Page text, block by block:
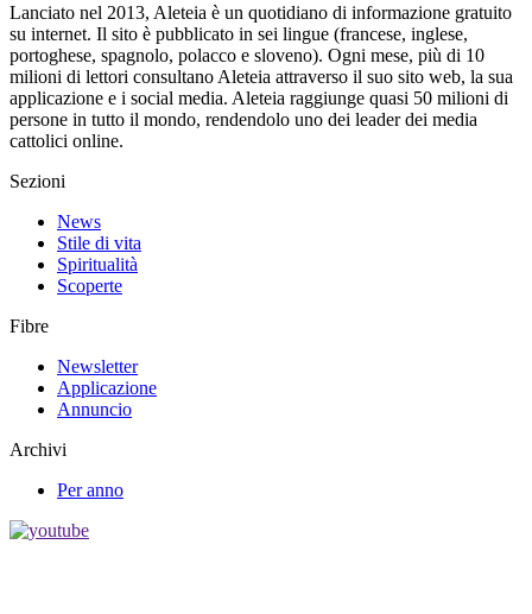
Lanciato nel 2013, Aleteia è un quotidiano di informazione gratuito
su internet. Il sito è pubblicato in sei lingue (francese, inglese,
portoghese, spagnolo, polacco e sloveno). Ogni mese, più di 10
milioni di lettori consultano Aleteia attraverso il suo sito web, la sua
applicazione e i social media. Aleteia raggiunge quasi 50 milioni di
persone in tutto il mondo, rendendolo uno dei leader dei media
cattolici online.
Sezioni
News
Stile di vita
Spiritualità
Scoperte
Fibre
Newsletter
Applicazione
Annuncio
Archivi
Per anno